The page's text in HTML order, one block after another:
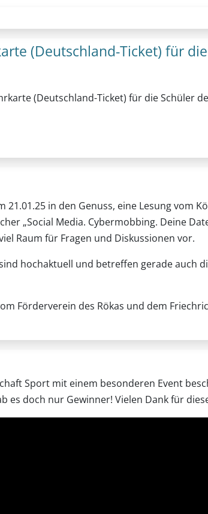
(Deutschland-Ticket) für
(Deutschland-Ticket) für die Schüler
in den Genuss, eine Lesung vom
„Social Media. Cybermobbing. Deine
Raum für Fragen und Diskussionen vor.
hochaktuell und betreffen gerade auch
Förderverein des Rökas und dem
Sport mit einem besonderen Event
es doch nur Gewinner! Vielen Dank für